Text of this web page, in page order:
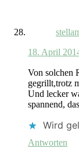
18. April
Von solchen
gegrillt,trotz
Und lecker
spannend,
Wird
Antworten